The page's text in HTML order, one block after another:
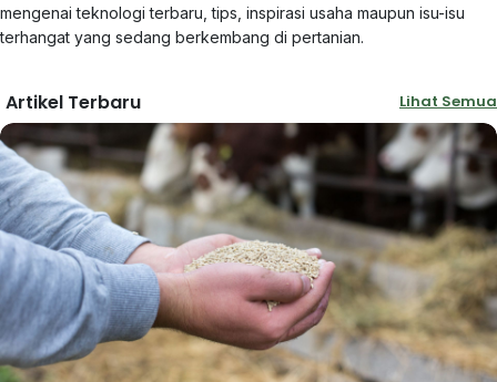
mengenai teknologi terbaru, tips, inspirasi usaha maupun isu-isu
terhangat yang sedang berkembang di pertanian.
Artikel Terbaru Lihat Semua